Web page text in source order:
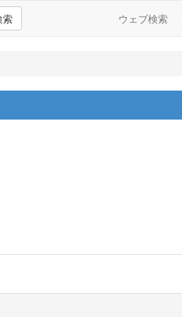
索 ウェブ検索